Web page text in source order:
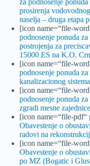
za podnosenje
prosirenja
naselja – druga etapa
[icon name=“file-
podnosenje ponuda
postrojenja za
15000 ES na K.O.
[icon name=“file-
podnosenje ponuda
kanalizacionog
[icon name=“file-
podnosenje ponuda
zgradi mesne
[icon name=“file-pdf“
Obavestenje o
radovi na
[icon name=“file-
Obavestenje o
po MZ (Bogatic i